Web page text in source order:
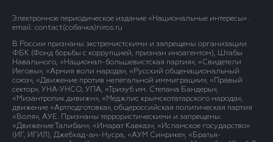
Электронное периодическое издание «Национальные интересы» .
email: contact(сoбaчка)niros.ru
В России признаны экстремистскими и запрещены организации
ФБК (Фонд борьбы с коррупцией, признан иноагентом), Штабы
Навального, «Национал-большевистская партия», «Свидетели
Иеговы», «Армия воли народа», «Русский общенациональный
союз», «Движение против нелегальной иммиграции», «Правый
сектор», УНА-УНСО, УПА, «Тризуб им. Степана Бандеры»,
«Мизантропик дивижн», «Меджлис крымскотатарского народа»,
движение «Артподготовка», общероссийская политическая партия
«Воля», АУЕ. Признаны террористическими и запрещены:
«Движение Талибан», «Имарат Кавказ», «Исламское государство»
(ИГ, ИГИЛ), Джебхад-ан-Нусра, «АУМ Синрике», «Братья-